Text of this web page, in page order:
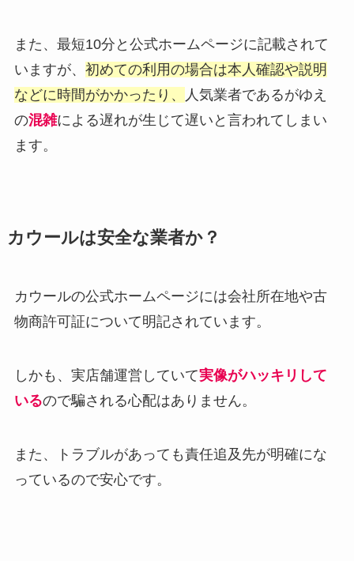
また、最短10分と公式ホームページに記載されて
いますが、 初めての利用の場合は本人確認や説明
などに時間がかかったり、
人気業者であるがゆえ
の混雑による遅れが生じて遅いと言われてしまい
ます。
カウールは安全な業者か？
カウールの公式ホームページには会社所在地や古
物商許可証について明記されています。
しかも、実店舗運営していて実像がハッキリして
いるので騙される心配はありません。
また、トラブルがあっても責任追及先が明確にな
っているので安心です。